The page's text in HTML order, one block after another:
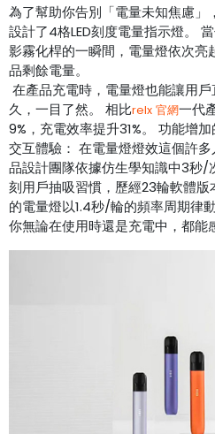
為了幫助你告別「電量未知焦慮」
設計了4格LED刻度電量指示燈。
影霧化桿的一瞬間，電量燈依次
品剩餘電量。
在產品充電時，電量燈也能讓用
久，一目了然。 相比relx 官網一代
9%，充電效率提升31%。 功能增
交互體驗： 在電量燈燈效這個許
品設計團隊依據仿生學知識中3秒/
刻用戶抽吸習慣，歷經23輪軟體版
的電量燈以1.4秒/輪的頻率周期律
你無論在使用時還是充電中，都能